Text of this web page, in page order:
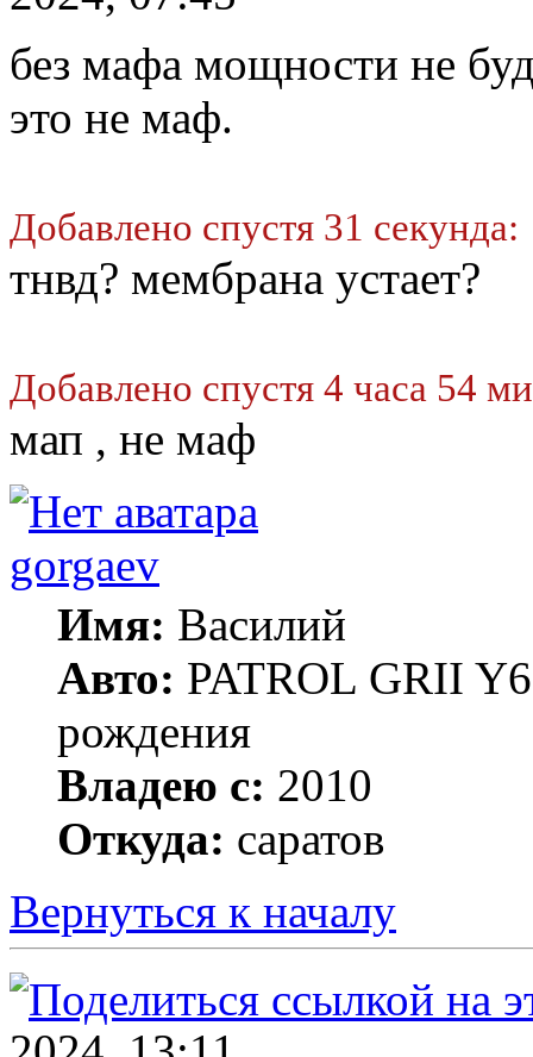
без мафа мощности не
это не маф.
Добавлено спустя 31 секунда:
тнвд? мембрана устает?
Добавлено спустя 4 часа 54
мап , не маф
gorgaev
Имя: Василий
Авто: PATROL GRII
рождения
Владею с: 2010
Откуда: саратов
Вернуться к началу